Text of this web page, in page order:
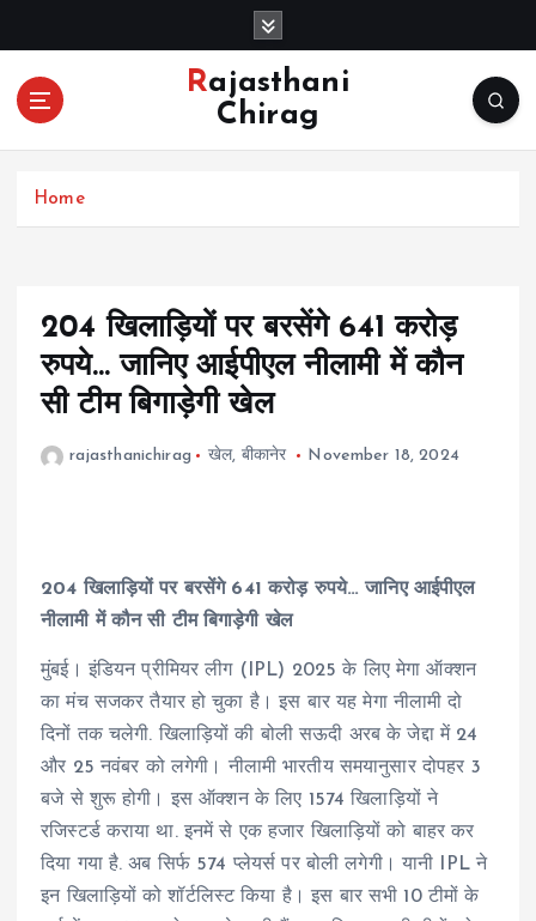
o
Rajasthani
Chirag
Home
204 खिलाड़ियों पर बरसेंगे 641 करोड़
रुपये… जानिए आईपीएल नीलामी में कौन
सी टीम बिगाड़ेगी खेल
rajasthanichirag खेल, बीकानेर November 18, 2024
204 खिलाड़ियों पर बरसेंगे 641 करोड़ रुपये… जानिए आईपीएल
नीलामी में कौन सी टीम बिगाड़ेगी खेल
मुंबई। इंडियन प्रीमियर लीग (IPL) 2025 के लिए मेगा ऑक्शन
का मंच सजकर तैयार हो चुका है। इस बार यह मेगा नीलामी दो
दिनों तक चलेगी. खिलाड़ियों की बोली सऊदी अरब के जेद्दा में 24
और 25 नवंबर को लगेगी। नीलामी भारतीय समयानुसार दोपहर 3
बजे से शुरू होगी। इस ऑक्शन के लिए 1574 खिलाड़ियों ने
रज‍िस्टर्ड कराया था. इनमें से एक हजार खिलाड़ियों को बाहर कर
दिया गया है. अब सिर्फ 574 प्लेयर्स पर बोली लगेगी। यानी IPL ने
इन खिलाड़ियों को शॉर्टलिस्ट किया है। इस बार सभी 10 टीमों के